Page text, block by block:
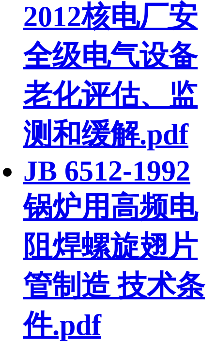
2012核电厂安
全级电气设备
老化评估、监
测和缓解.pdf
JB 6512-1992
锅炉用高频电
阻焊螺旋翅片
管制造 技术条
件.pdf